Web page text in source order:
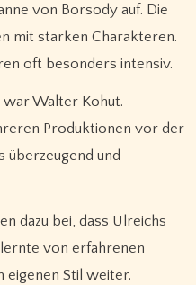
von Borsody auf. Die
mit starken Charakteren.
oft besonders intensiv.
Walter Kohut.
Produktionen vor der
überzeugend und
dazu bei, dass Ulreichs
von erfahrenen
eigenen Stil weiter.